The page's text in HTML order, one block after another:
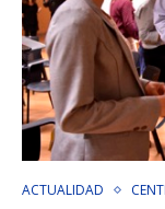
ACTUALIDAD